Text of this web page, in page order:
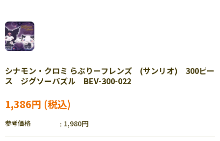
シナモン・クロミ らぶりーフレンズ (サンリオ) 300ピー
ス ジグソーパズル BEV-300-022
1,386円
参考価格 1,980円